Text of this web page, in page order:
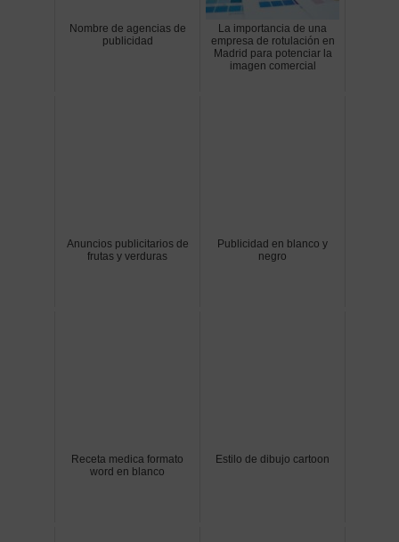
Nombre de agencias de
publicidad
La importancia de una
empresa de rotulación en
Madrid para potenciar la
imagen comercial
Anuncios publicitarios de
frutas y verduras
Publicidad en blanco y
negro
Receta medica formato
word en blanco
Estilo de dibujo cartoon